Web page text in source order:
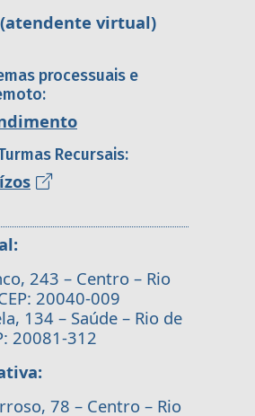
(atendente virtual)
processuais e
Recursais:
243 – Centro – Rio
20040-009
134 – Saúde – Rio de
20081-312
78 – Centro – Rio